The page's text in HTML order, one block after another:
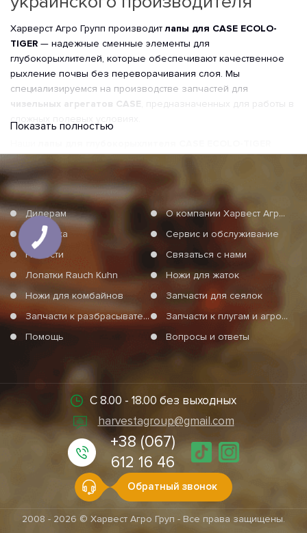
Харверст Агро Групп производитлапы для CASE ECOLO-
TIGER — надежные сменные элементы для
глубокорыхлителей, которые обеспечивают качественное
рыхление почвы без переворачивания слоя. Мы
специализируемся на производстве запчастей для
чизельных агрегатов CASE , предназначенных для работы в
термообработку и контроль геометрии, что гарантирует
стабильную глубину обработки и долговечность даже при
интенсивной нагрузке.
Преимущества лап CASE ECOLO-
TIGER от Харверст Агро Групп
• 100% совместимость с оригинальными узлами CASE ECOLO-
TIGER;
• повышенная прочность и стойкость к истиранию;
• точная форма режущей части для минимального
сопротивления грунту;
• возможность изготовления лап по индивидуальным
чертежам или образцам.
лапа для CASE ECOLO-TIGERпроходит контроль
жесткости металла, что обеспечивает оптимальный баланс
между прочностью и гибкостью, чтобы избежать трещин и
преждевременного износа.
Показать полностью
Дилерам
О компании Харвест Агро Груп
Доставка
Сервис и обслуживание
Новости
Связаться с нами
Лопатки Rauch Kuhn
Ножи для жаток
Ножи для комбайнов
Запчасти для сеялок
Запчасти к разбрасывателям минеральных удобрений
Запчасти к плугам и агротехнике
Помощь
Вопросы и ответы
С 8.00 - 18.00 без выходных
harvestagroup@gmail.com
+38 (067)
612 16 46
Обратный звонок
2008 - 2026 © Харвест Агро Груп - Все права защищены.